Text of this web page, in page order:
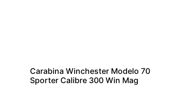
Carabina Winchester Modelo 70
Sporter Calibre 300 Win Mag